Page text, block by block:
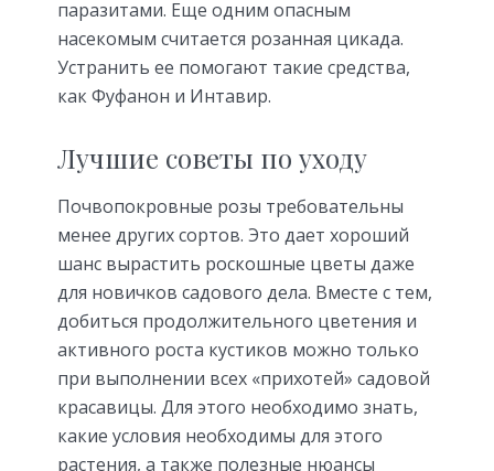
паразитами. Еще одним опасным
насекомым считается розанная цикада.
Устранить ее помогают такие средства,
как Фуфанон и Интавир.
Лучшие советы по уходу
Почвопокровные розы требовательны
менее других сортов. Это дает хороший
шанс вырастить роскошные цветы даже
для новичков садового дела. Вместе с тем,
добиться продолжительного цветения и
активного роста кустиков можно только
при выполнении всех «прихотей» садовой
красавицы. Для этого необходимо знать,
какие условия необходимы для этого
растения, а также полезные нюансы